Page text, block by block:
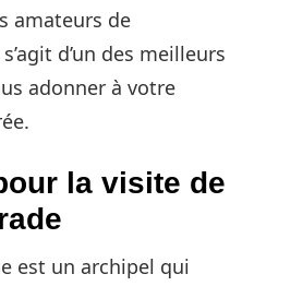
amateurs de
d’un des meilleurs
adonner à votre
la visite de
est un archipel qui